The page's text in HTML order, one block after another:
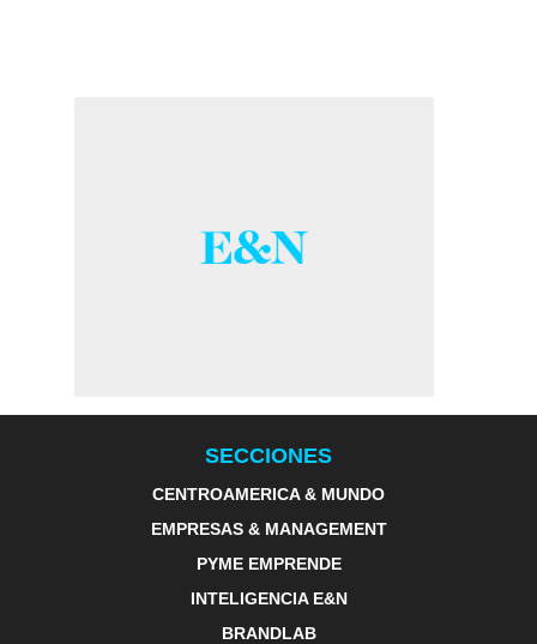
SECCIONES
CENTROAMERICA & MUNDO
EMPRESAS & MANAGEMENT
PYME EMPRENDE
INTELIGENCIA E&N
BRANDLAB